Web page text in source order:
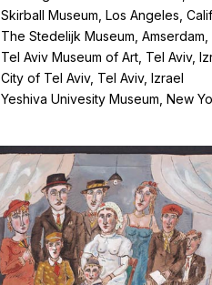
Skirball Museum, Los Angeles,
The Stedelijk Museum,
Tel Aviv Museum of Art, Tel Aviv,
City of Tel Aviv, Tel Aviv, Izrael
Yeshiva Univesity Museum, New